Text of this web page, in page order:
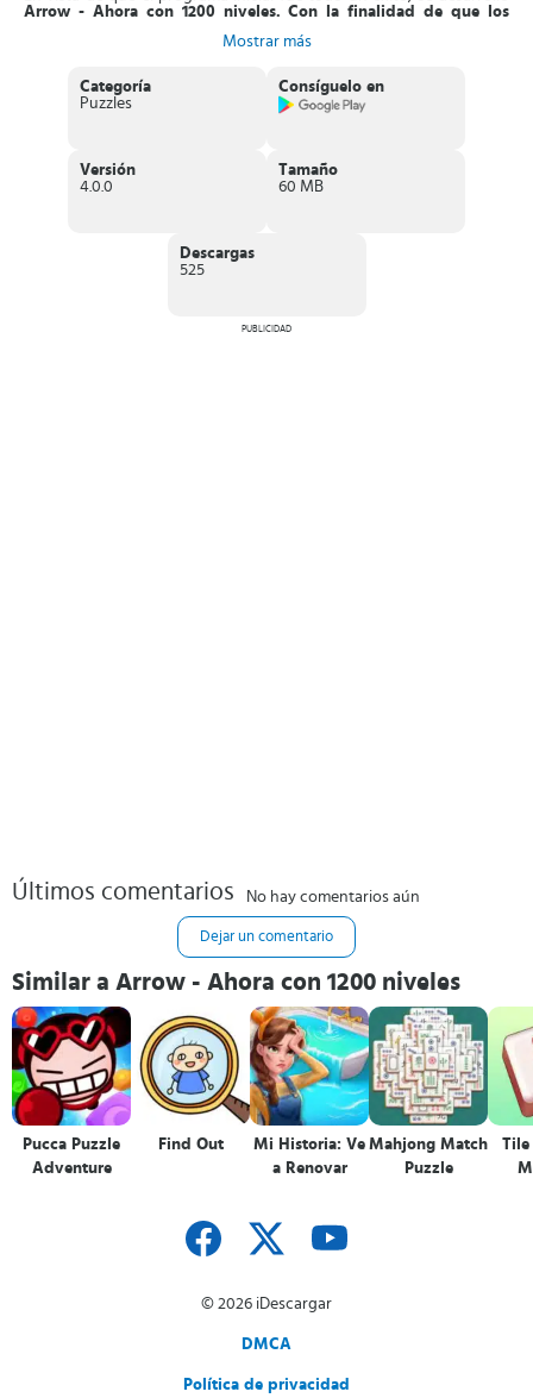
Arrow - Ahora con 1200 niveles. Con la finalidad de que los
favorito sin límites. Adicional a ello, en esta versión del juego original
emoción. El jugador cuenta con distintas funciones que puede
adaptar para jugar lo más cómodo desde su dispositivo móvil.
puntos o bolas radiantes. Una vez que logre cada pin de puntos
obtendrá la victoria de cada nivel, cabe destacar que si permite que
se toquen entre sí las bolas perderán. Debe tener en cuenta que la
Se le recomienda agilizar sus habilidades pues a medida que avance
Mostrar más
Categoría
Puzzles
Consíguelo en
Versión
4.0.0
Tamaño
60 MB
Descargas
525
PUBLICIDAD
Últimos comentarios No hay comentarios aún
Dejar un comentario
Similar a Arrow - Ahora con 1200 niveles
Pucca Puzzle
Adventure
Find Out
Mi Historia: Ve
a Renovar
Mahjong Match
Puzzle
Tile
© 2026 iDescargar
DMCA
Política de privacidad